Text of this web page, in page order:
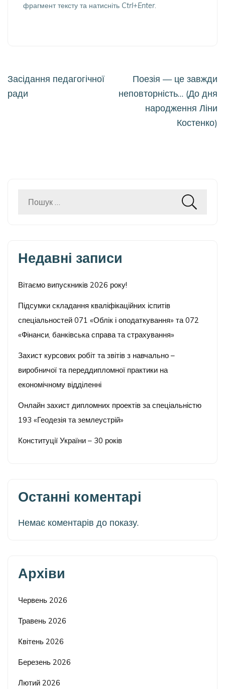
фрагмент тексту та натисніть Ctrl+Enter.
Навігація
записів
Засідання педагогічної
ради
Поезія — це завжди
неповторність… (До дня
народження Ліни
Костенко)
Пошук:
Недавні записи
Вітаємо випускників 2026 року!
Підсумки складання кваліфікаційних іспитів
спеціальностей 071 «Облік і оподаткування» та 072
«Фінанси, банківська справа та страхування»
Захист курсових робіт та звітів з навчально –
виробничої та переддипломної практики на
економічному відділенні
Онлайн захист дипломних проектів за спеціальністю
193 «Геодезія та землеустрій»
Конституції України – 30 років
Останні коментарі
Немає коментарів до показу.
Архіви
Червень 2026
Травень 2026
Квітень 2026
Березень 2026
Лютий 2026